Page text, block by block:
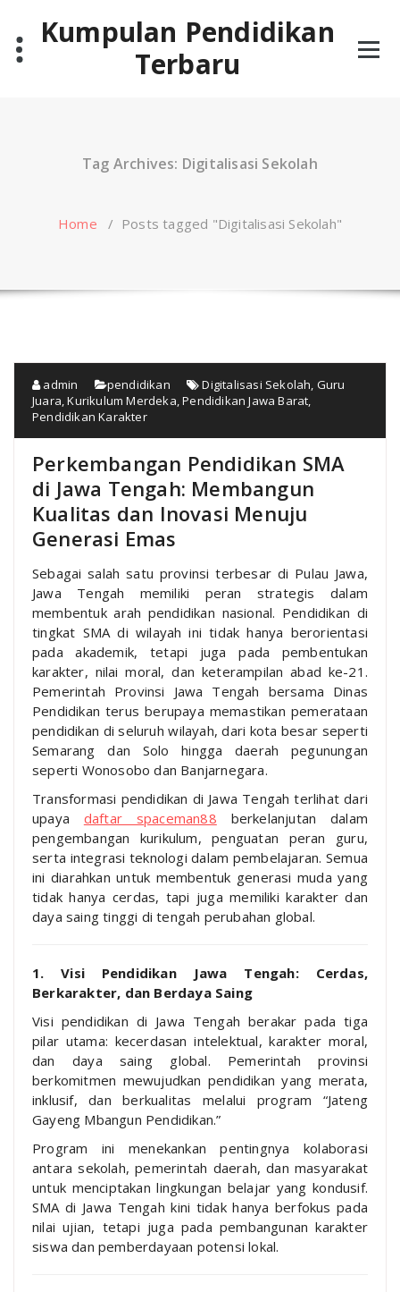
contentKumpulan Pendidikan
Terbaru
Tag Archives: Digitalisasi Sekolah
Home / Posts tagged "Digitalisasi Sekolah"
admin pendidikan Digitalisasi Sekolah Guru
Juara ,Kurikulum Merdeka ,Pendidikan Jawa Barat
Pendidikan Karakter
Perkembangan Pendidikan SMA
di Jawa Tengah: Membangun
Kualitas dan Inovasi Menuju
Generasi Emas
Sebagai salah satu provinsi terbesar di Pulau Jawa,
Jawa Tengah memiliki peran strategis dalam
membentuk arah pendidikan nasional. Pendidikan di
tingkat SMA di wilayah ini tidak hanya berorientasi
pada akademik, tetapi juga pada pembentukan
karakter, nilai moral, dan keterampilan abad ke-21.
Pemerintah Provinsi Jawa Tengah bersama Dinas
Pendidikan terus berupaya memastikan pemerataan
pendidikan di seluruh wilayah, dari kota besar seperti
Semarang dan Solo hingga daerah pegunungan
seperti Wonosobo dan Banjarnegara.
Transformasi pendidikan di Jawa Tengah terlihat dari
upaya daftar spaceman88 berkelanjutan dalam
pengembangan kurikulum, penguatan peran guru,
serta integrasi teknologi dalam pembelajaran. Semua
ini diarahkan untuk membentuk generasi muda yang
tidak hanya cerdas, tapi juga memiliki karakter dan
daya saing tinggi di tengah perubahan global.
1. Visi Pendidikan Jawa Tengah: Cerdas,
Berkarakter, dan Berdaya Saing
Visi pendidikan di Jawa Tengah berakar pada tiga
pilar utama: kecerdasan intelektual, karakter moral,
dan daya saing global. Pemerintah provinsi
berkomitmen mewujudkan pendidikan yang merata,
inklusif, dan berkualitas melalui program “Jateng
Gayeng Mbangun Pendidikan.”
Program ini menekankan pentingnya kolaborasi
antara sekolah, pemerintah daerah, dan masyarakat
untuk menciptakan lingkungan belajar yang kondusif.
SMA di Jawa Tengah kini tidak hanya berfokus pada
nilai ujian, tetapi juga pada pembangunan karakter
siswa dan pemberdayaan potensi lokal.